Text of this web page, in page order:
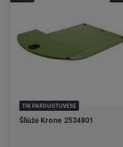
TIK PARDUOTUVĖSE
Šliūžė Krone 2534801